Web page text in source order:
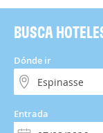
BUSCA
Dónde ir
Entrada